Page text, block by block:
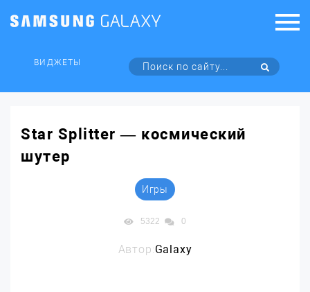
ВИДЖЕТЫ
Star Splitter — космический
шутер
Игры
5322 0
Автор:Galaxy